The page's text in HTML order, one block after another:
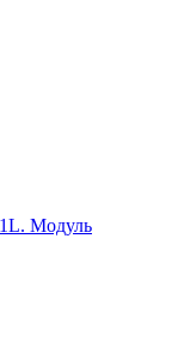
Модуль